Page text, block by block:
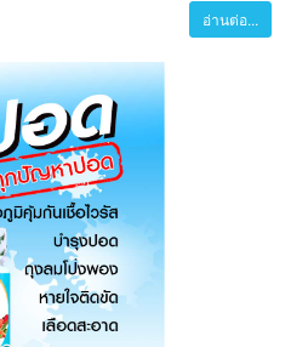
อ่านต่อ...